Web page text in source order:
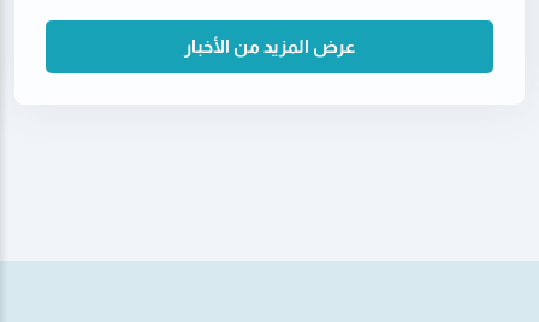
عرض المزيد من الأخبار